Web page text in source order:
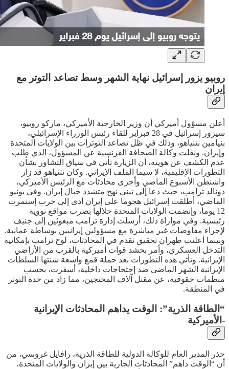
روبيو يزور إسرائيل نهاية الشهر وسط تصاعد التوتر مع
إيران
أعلن مسؤول أميركي أن وزير الخارجية الأميركي، ماركو روبيو،
سيزور إسرائيل في 28 فبراير للقاء رئيس الوزراء الإسرائيلي،
بنيامين نتنياهو، وذلك في ظل تصاعد التوترات بين الولايات المتحدة
وإيران. ونقلت وكالة الصحافة الفرنسية عن المسؤول، الذي طلب
عدم الكشف عن هويته، أن الزيارة تأتي في سياق التشاور بشأن
التطورات الإقليمية، لا سيما الملف الإيراني. وكان نتنياهو قد زار
واشنطن الأسبوع الماضي وأجرى محادثات مع الرئيس الأميركي،
دونالد ترامب، حيث دعا إلى تبني نهج متشدد حيال إيران. وفي يونيو
الماضي، أطلقت إسرائيل هجوما على إيران أدى إلى حرب إستمرت
12 يوما، وإنضمت الولايات المتحدة خلالها بضرب مواقع نووية
رئيسية. وفي موازاة ذلك، أرسلت إدارة ترامب مبعوثين إلى جنيف
لإجراء مفاوضات غير مباشرة مع مسؤولين إيرانيين بوساطة عمانية.
وبينما أعلنت طهران تحقيق تقدم في المحادثات، لوح ترامب بإمكانية
التدخل العسكري، وأمر بحشد قوات أميركية بالقرب من الأراضي
الإيرانية. وتأتي هذه التطورات بعد حملة قمع واسعة شنتها السلطات
الإيرانية الشهر الماضي ضد إحتجاجات داخلية، أسفرت، بحسب
منظمات حقوقية، عن مقتل آلاف المحتجين، مما زاد من حدة التوتر
في المنطقة.
“الطاقة الذرية”: الوقت يداهم المحادثات الإيرانية
-الأميركية
حذر المدير العام للوكالة الدولية للطاقة الذرية، رافايل غروسي، من
أن “الوقت داهم” المحادثات الجارية بين إيران والولايات المتحدة،